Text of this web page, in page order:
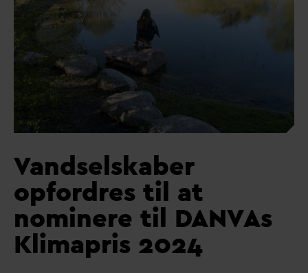
Vandselskaber
opfordres til at
nominere til DANVAs
Klimapris 2024